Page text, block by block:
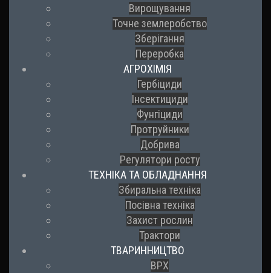
Вирощування
Точне землеробство
Зберігання
Переробка
АГРОХІМІЯ
Гербіциди
Інсектициди
Фунгіциди
Протруйники
Добрива
Регулятори росту
ТЕХНІКА ТА ОБЛАДНАННЯ
Збиральна техніка
Посівна техніка
Захист рослин
Трактори
ТВАРИННИЦТВО
ВРХ